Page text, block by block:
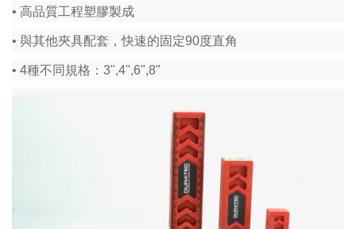
• 高品質工程塑膠製成
• 與其他夾具配套，快速的固定90度直角
• 4種不同規格：3",4",6",8"